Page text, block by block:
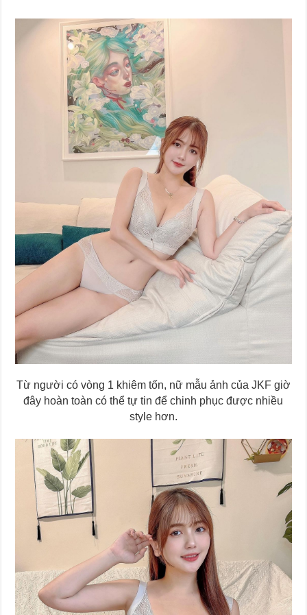
Từ người có vòng 1 khiêm tốn, nữ mẫu ảnh của JKF giờ
đây hoàn toàn có thể tự tin để chinh phục được nhiều
style hơn.